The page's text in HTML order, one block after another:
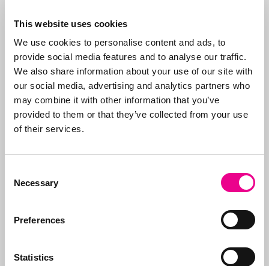
This website uses cookies
We use cookies to personalise content and ads, to
provide social media features and to analyse our traffic.
We also share information about your use of our site with
our social media, advertising and analytics partners who
may combine it with other information that you’ve
provided to them or that they’ve collected from your use
of their services.
Selection
Necessary
Preferences
Statistics
merken op tijd worden
juiste organisaties
worden betaald (gezien
de vele frauduleuze
bedrijven) en
ondersteunen wij onze
klanten bij kwesties.
sparringpartner van
nieuwe producten en